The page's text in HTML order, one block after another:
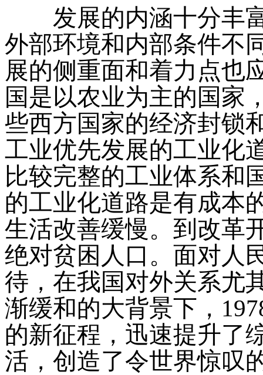
发展的内涵十分丰富
外部环境和内部条件不
展的侧重面和着力点也
国是以农业为主的国家
些西方国家的经济封锁
工业优先发展的工业化
比较完整的工业体系和
的工业化道路是有成本
生活改善缓慢。到改革
绝对贫困人口。面对人
待，在我国对外关系尤
渐缓和的大背景下，
的新征程，迅速提升了
活，创造了令世界惊叹